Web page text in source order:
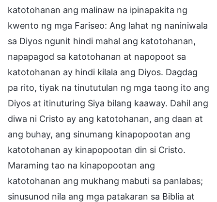
katotohanan ang malinaw na ipinapakita ng
kwento ng mga Fariseo: Ang lahat ng naniniwala
sa Diyos ngunit hindi mahal ang katotohanan,
napapagod sa katotohanan at napopoot sa
katotohanan ay hindi kilala ang Diyos. Dagdag
pa rito, tiyak na tinututulan ng mga taong ito ang
Diyos at itinuturing Siya bilang kaaway. Dahil ang
diwa ni Cristo ay ang katotohanan, ang daan at
ang buhay, ang sinumang kinapopootan ang
katotohanan ay kinapopootan din si Cristo.
Maraming tao na kinapopootan ang
katotohanan ang mukhang mabuti sa panlabas;
sinusunod nila ang mga patakaran sa Biblia at